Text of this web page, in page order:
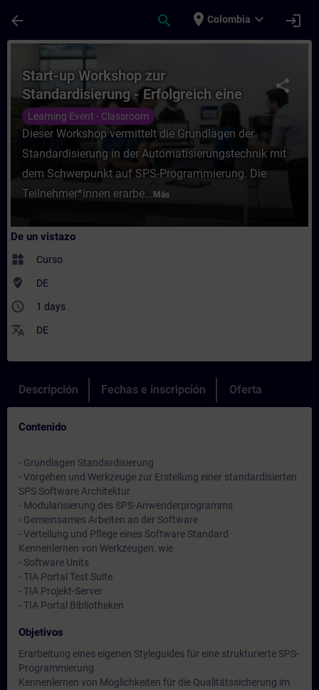
arrow_back search place Colombia expand_more login
Curso - Start-up Workshop zur
share
Start-up Workshop zur
Standardisierung - Erfolgreich eine
modulare Software erstellen
Learning Event - Classroom
Dieser Workshop vermittelt die Grundlagen der
Standardisierung in der Automatisierungstechnik mit
dem Schwerpunkt auf SPS-Programmierung. Die
Teilnehmer*innen erarbe... Más
De un vistazo
widgets Curso
where_to_vote DE
access_time 1 days
translate DE
Descripción Fechas e inscripción Oferta
Contenido
- Grundlagen Standardisierung
- Vorgehen und Werkzeuge zur Erstellung einer standardisierten
SPS Software Architektur
- Modularisierung des SPS-Anwenderprogramms
- Gemeinsames Arbeiten an der Software
- Verteilung und Pflege eines Software Standard
Kennenlernen von Werkzeugen, wie
- Software Units
- TIA Portal Test Suite
- TIA Projekt-Server
- TIA Portal Bibliotheken
Objetivos
Erarbeitung eines eigenen Styleguides für eine strukturierte SPS-
Programmierung
Kennenlernen von Möglichkeiten für die Qualitätssicherung im